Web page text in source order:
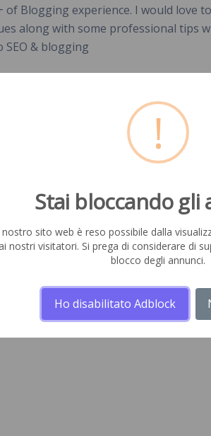
of Blogging experience. I would love
along with some professional tips
SEO & blogging
!
Stai bloccando gli
nostro sito web è reso possibile dalla
nostri visitatori. Si prega di considerare di
blocco degli annunci.
Ho disabilitato Adblock